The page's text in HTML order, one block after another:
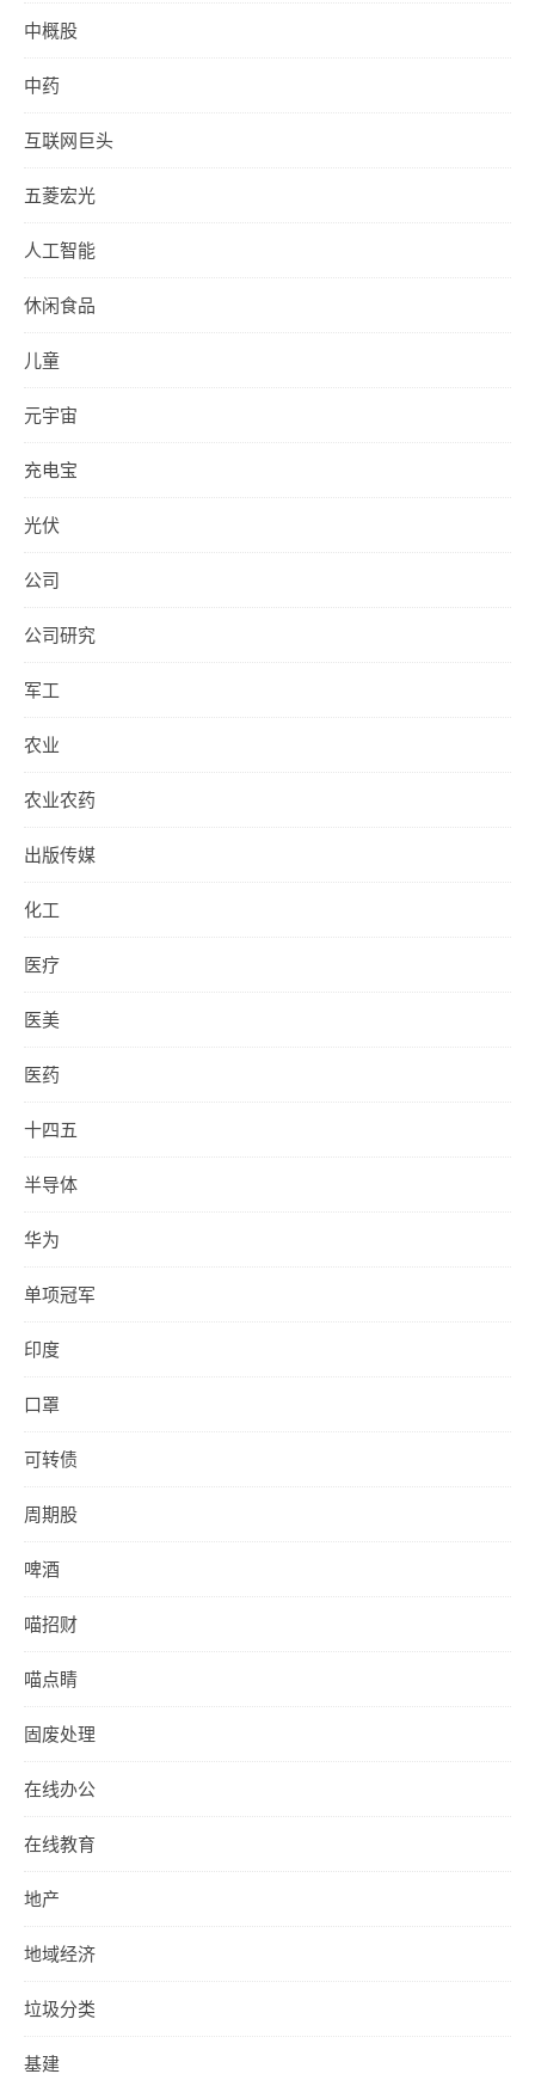
中概股
中药
互联网巨头
五菱宏光
人工智能
休闲食品
儿童
元宇宙
充电宝
光伏
公司
公司研究
军工
农业
农业农药
出版传媒
化工
医疗
医美
医药
十四五
半导体
华为
单项冠军
印度
口罩
可转债
周期股
啤酒
喵招财
喵点睛
固废处理
在线办公
在线教育
地产
地域经济
垃圾分类
基建